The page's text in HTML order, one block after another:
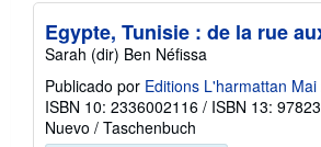
Egypte, Tunisie : de la rue
Sarah (dir) Ben Néfissa
Publicado por Editions L'harmattan Mai
ISBN 10: 2336002116 / ISBN 13:
Nuevo / Taschenbuch